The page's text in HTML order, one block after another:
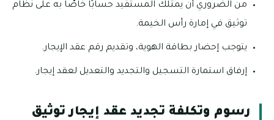
من الضروري أن يمتلك المستفيد حسابًا خاصًّا به على نظام
توثيق في إمارة رأس الخيمة.
يتوجب إحضار بطاقة الهوية، وتقديم رقم عقد الإيجار.
إرفاق استمارة التسجيل والتجديد والتعديل لعقد إيجار.
رسوم وتكلفة تجديد عقد إيجار توثيق